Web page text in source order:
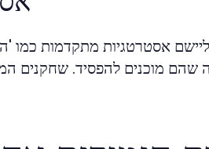
ליישם אסטרטגיות מתקדמות
שהם מוכנים להפסיד. שחקנים